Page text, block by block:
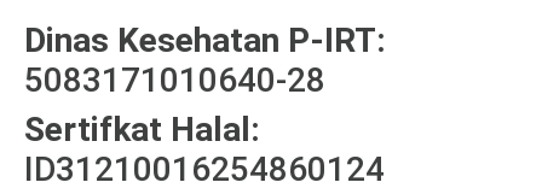
Dinas Kesehatan P-IRT:
5083171010640-28
Sertifkat Halal:
ID31210016254860124